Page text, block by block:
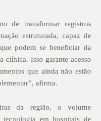
de transformar registros
estruturada, capaz de
podem se beneficiar da
clínica. Isso garante acesso
que ainda não estão
afirma.
da região, o volume
em hospitais de